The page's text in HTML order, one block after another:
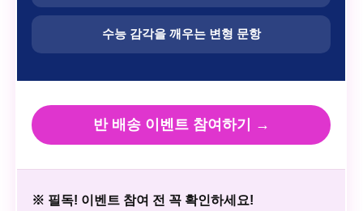
수능 감각을 깨우는 변형 문항
반 배송 이벤트 참여하기 →
※ 필독! 이벤트 참여 전 꼭 확인하세요!